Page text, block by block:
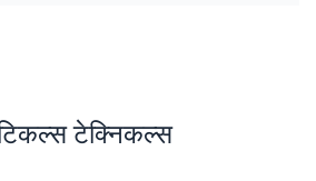
टेक्निकल्स